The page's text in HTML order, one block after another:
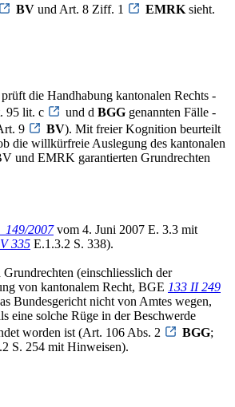
BV und Art. 8 Ziff. 1 EMRK sieht.
die Handhabung kantonalen Rechts -
95 lit. c
und d BGG genannten Fälle -
9
BV). Mit freier Kognition beurteilt
die willkürfreie Auslegung des kantonalen
und EMRK garantierten Grundrechten
2007vom 4. Juni 2007 E. 3.3 mit
335 E.1.3.2 S. 338).
(einschliesslich der
von kantonalem Recht, BGE 133 II 249
Bundesgericht nicht von Amtes wegen,
eine solche Rüge in der Beschwerde
worden ist (Art. 106 Abs. 2
BGG;
S. 254 mit Hinweisen).